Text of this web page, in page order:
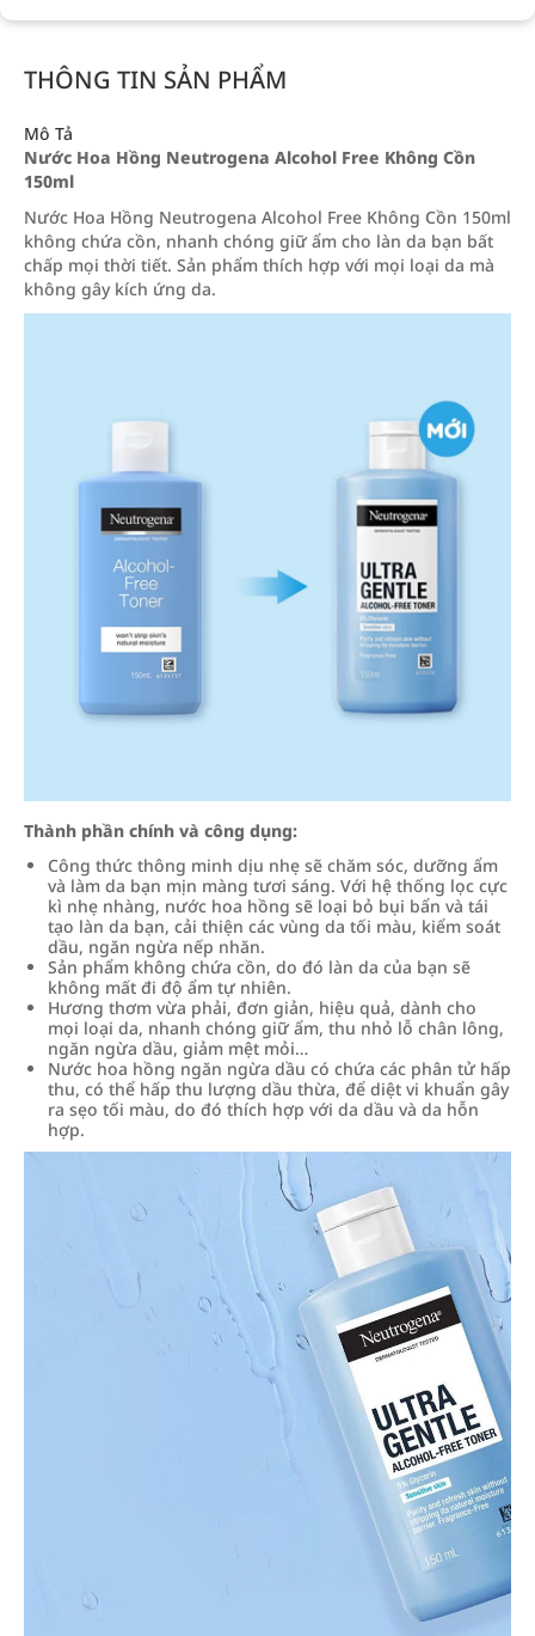
THÔNG TIN SẢN PHẨM
Mô Tả
Nước Hoa Hồng Neutrogena Alcohol Free Không Cồn
150ml
Nước Hoa Hồng Neutrogena Alcohol Free Không Cồn 150ml
không chứa cồn, nhanh chóng giữ ẩm cho làn da bạn bất
chấp mọi thời tiết. Sản phẩm thích hợp với mọi loại da mà
không gây kích ứng da.
Thành phần chính và công dụng:
Công thức thông minh dịu nhẹ sẽ chăm sóc, dưỡng ẩm
và làm da bạn mịn màng tươi sáng. Với hệ thống lọc cực
kì nhẹ nhàng, nước hoa hồng sẽ loại bỏ bụi bẩn và tái
tạo làn da bạn, cải thiện các vùng da tối màu, kiểm soát
dầu, ngăn ngừa nếp nhăn.
Sản phẩm không chứa cồn, do đó làn da của bạn sẽ
không mất đi độ ẩm tự nhiên.
Hương thơm vừa phải, đơn giản, hiệu quả, dành cho
mọi loại da, nhanh chóng giữ ẩm, thu nhỏ lỗ chân lông,
ngăn ngừa dầu, giảm mệt mỏi…
Nước hoa hồng ngăn ngừa dầu có chứa các phân tử hấp
thu, có thể hấp thu lượng dầu thừa, để diệt vi khuẩn gây
ra sẹo tối màu, do đó thích hợp với da dầu và da hỗn
hợp.